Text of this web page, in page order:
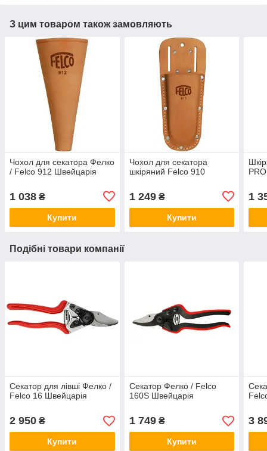
З цим товаром також замовляють
Чохол для секатора Фелко
/ Felco 912 Швейцарія
1 038 ₴
Купити
Чохол для секатора
шкіряний Felco 910
1 249₴
Купити
1
Подібні товари компанії
Секатор для лівші Фелко /
Felco 16 Швейцарія
2 950 ₴
Купити
Секатор Фелко / Felco
160S Швейцарія
1 749₴
Купити
3